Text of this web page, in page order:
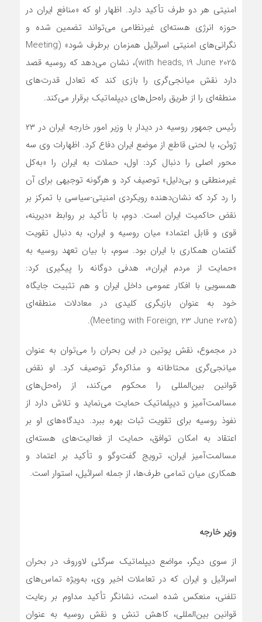
امنیتی هر دو طرف تأکید دارد. اظهار او که «منافع ایران در
حوزه انرژی هسته‌ای غیرنظامی می‌تواند تضمین شده و
نگرانی‌های امنیتی اسرائیل همزمان برطرف شود» (Meeting
with heads, 19 June 2025)، نشان می‌دهد که روسیه قصد
دارد نقش میانجی‌گری را بازی کند که تعادل قدرت‌های
منطقه‌ای را از طریق راه‌حل‌های دیپلماتیک برقرار می‌کند.
رئیس جمهور روسیه در دیدار با وزیر امور خارجه ایران در ۲۳
ژوئن، با لحنی قاطع از موضع ایران دفاع کرد. اظهارات وی سه
محور اصلی را دنبال کرد: اول، حملات به ایران را «به‌کل
غیرمنطقی و بی‌دلیل» توصیف کرد و هرگونه توجیهی برای آن
را رد کرد که نشان‌دهنده رویکردی امنیتی-سیاسی با تمرکز بر
نقض حاکمیت ایران است. دوم، با تأکید بر روابط «دیرینه،
قوی و قابل اعتماد» میان روسیه و ایران، به دنبال تقویت
گفتمان همکاری با ایران بود. سوم، با بیان تعهد روسیه به
«حمایت از مردم ایران»، هدفی دوگانه را پیگیری کرد:
همسویی با افکار عمومی داخل ایران و هم تثبیت جایگاه
خود به عنوان بازیگری کلیدی در معادلات منطقه‌ای
(Meeting with Foreign, 23 June 2025).
در مجموع، نقش پوتین در این بحران را می‌توان به عنوان
میانجی‌گری محتاطانه و مذاکره‌گر توصیف کرد. او نقض
قوانین بین‌المللی را محکوم می‌کند، از راه‌حل‌های
مسالمت‌آمیز و دیپلماتیک حمایت می‌نماید و تلاش دارد از
نفوذ روسیه برای تقویت ثبات بهره ببرد. دیدگاه‌های او بر
اعتقاد به امکان توافق، حمایت از فعالیت‌های هسته‌ای
مسالمت‌آمیز ایران، ترویج گفت‌وگو و تأکید بر اعتماد و
همکاری میان تمامی طرف‌ها، از جمله اسرائیل، استوار است.
وزیر خارجه
از سوی دیگر، مواضع دیپلماتیک سرگئی لاوروف در بحران
اسرائیل و ایران که در تعاملات اخیر وی، به‌ویژه تماس‌های
تلفنی، منعکس شده است، نشانگر تأکید مداوم بر رعایت
قوانین بین‌المللی، کاهش تنش و نقش روسیه به عنوان